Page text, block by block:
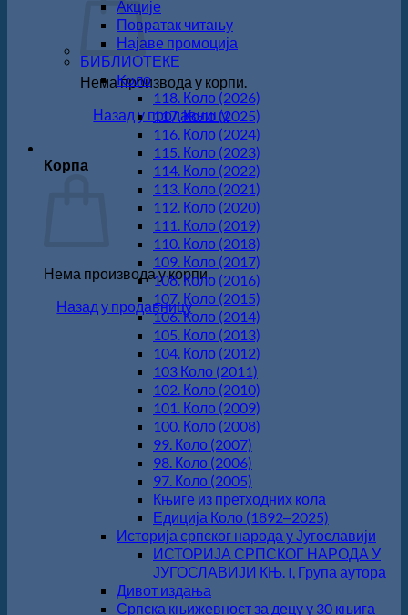
Нема производа у корпи.
Назад у продавницу
Корпа
Нема производа у корпи.
Назад у продавницу
Акције
Повратак читању
Најаве промоција
БИБЛИОТЕКЕ
Koло
118. Коло (2026)
117. Коло (2025)
116. Коло (2024)
115. Коло (2023)
114. Коло (2022)
113. Коло (2021)
112. Коло (2020)
111. Коло (2019)
110. Коло (2018)
109. Коло (2017)
108. Коло (2016)
107. Коло (2015)
106. Коло (2014)
105. Коло (2013)
104. Коло (2012)
103 Коло (2011)
102. Коло (2010)
101. Коло (2009)
100. Коло (2008)
99. Коло (2007)
98. Коло (2006)
97. Коло (2005)
Књиге из претходних кола
Едиција Коло (1892‒2025)
Историја српског народа у Југославији
ИСТОРИЈА СРПСКОГ НАРОДА У
ЈУГОСЛАВИЈИ КЊ. I, Група аутора
Дивот издања
Српска књижевност за децу у 30 књига